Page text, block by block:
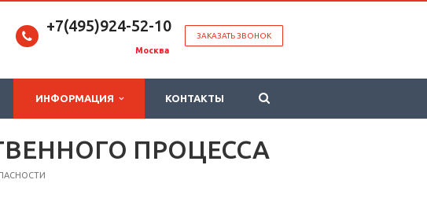
ЗАКАЗАТЬ ЗВОНОК
+7(495)924-52-10
Москва
ИНФОРМАЦИЯ КОНТАКТЫ
ПРОЦЕССА